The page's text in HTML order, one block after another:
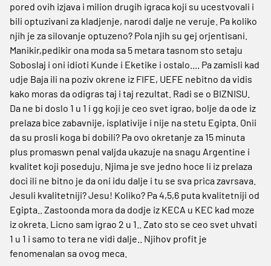
pored ovih izjava i milion drugih igraca koji su ucestvovali i
bili optuzivani za kladjenje, narodi dalje ne veruje. Pa koliko
njih je za silovanje optuzeno? Pola njih su gej orjentisani.
Manikir,pedikir ona moda sa 5 metara tasnom sto setaju
Soboslaj i oni idioti Kunde i Eketike i ostalo.... Pa zamisli kad
udje Baja ili na poziv okrene iz FIFE, UEFE nebitno da vidis
kako moras da odigras taj i taj rezultat. Radi se o BIZNISU.
Da ne bi doslo 1 u 1 i gg koji je ceo svet igrao, bolje da ode iz
prelaza bice zabavnije, isplativije i nije na stetu Egipta. Onii
da su prosli koga bi dobili? Pa ovo okretanje za 15 minuta
plus promaswn penal valjda ukazuje na snagu Argentine i
kvalitet koji poseduju. Njima je sve jedno hoce li iz prelaza
doci ili ne bitno je da oni idu dalje i tu se sva prica zavrsava.
Jesuli kvalitetniji? Jesu! Koliko? Pa 4,5,6 puta kvalitetniji od
Egipta.. Zastoonda mora da dodje iz KECA u KEC kad moze
iz okreta. Licno sam igrao 2 u 1.. Zato sto se ceo svet uhvati
1 u 1 i samo to tera ne vidi dalje.. Njihov profit je
fenomenalan sa ovog meca.